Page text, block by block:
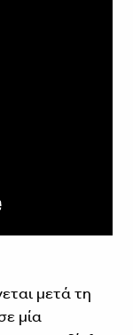
μετά τη
μία